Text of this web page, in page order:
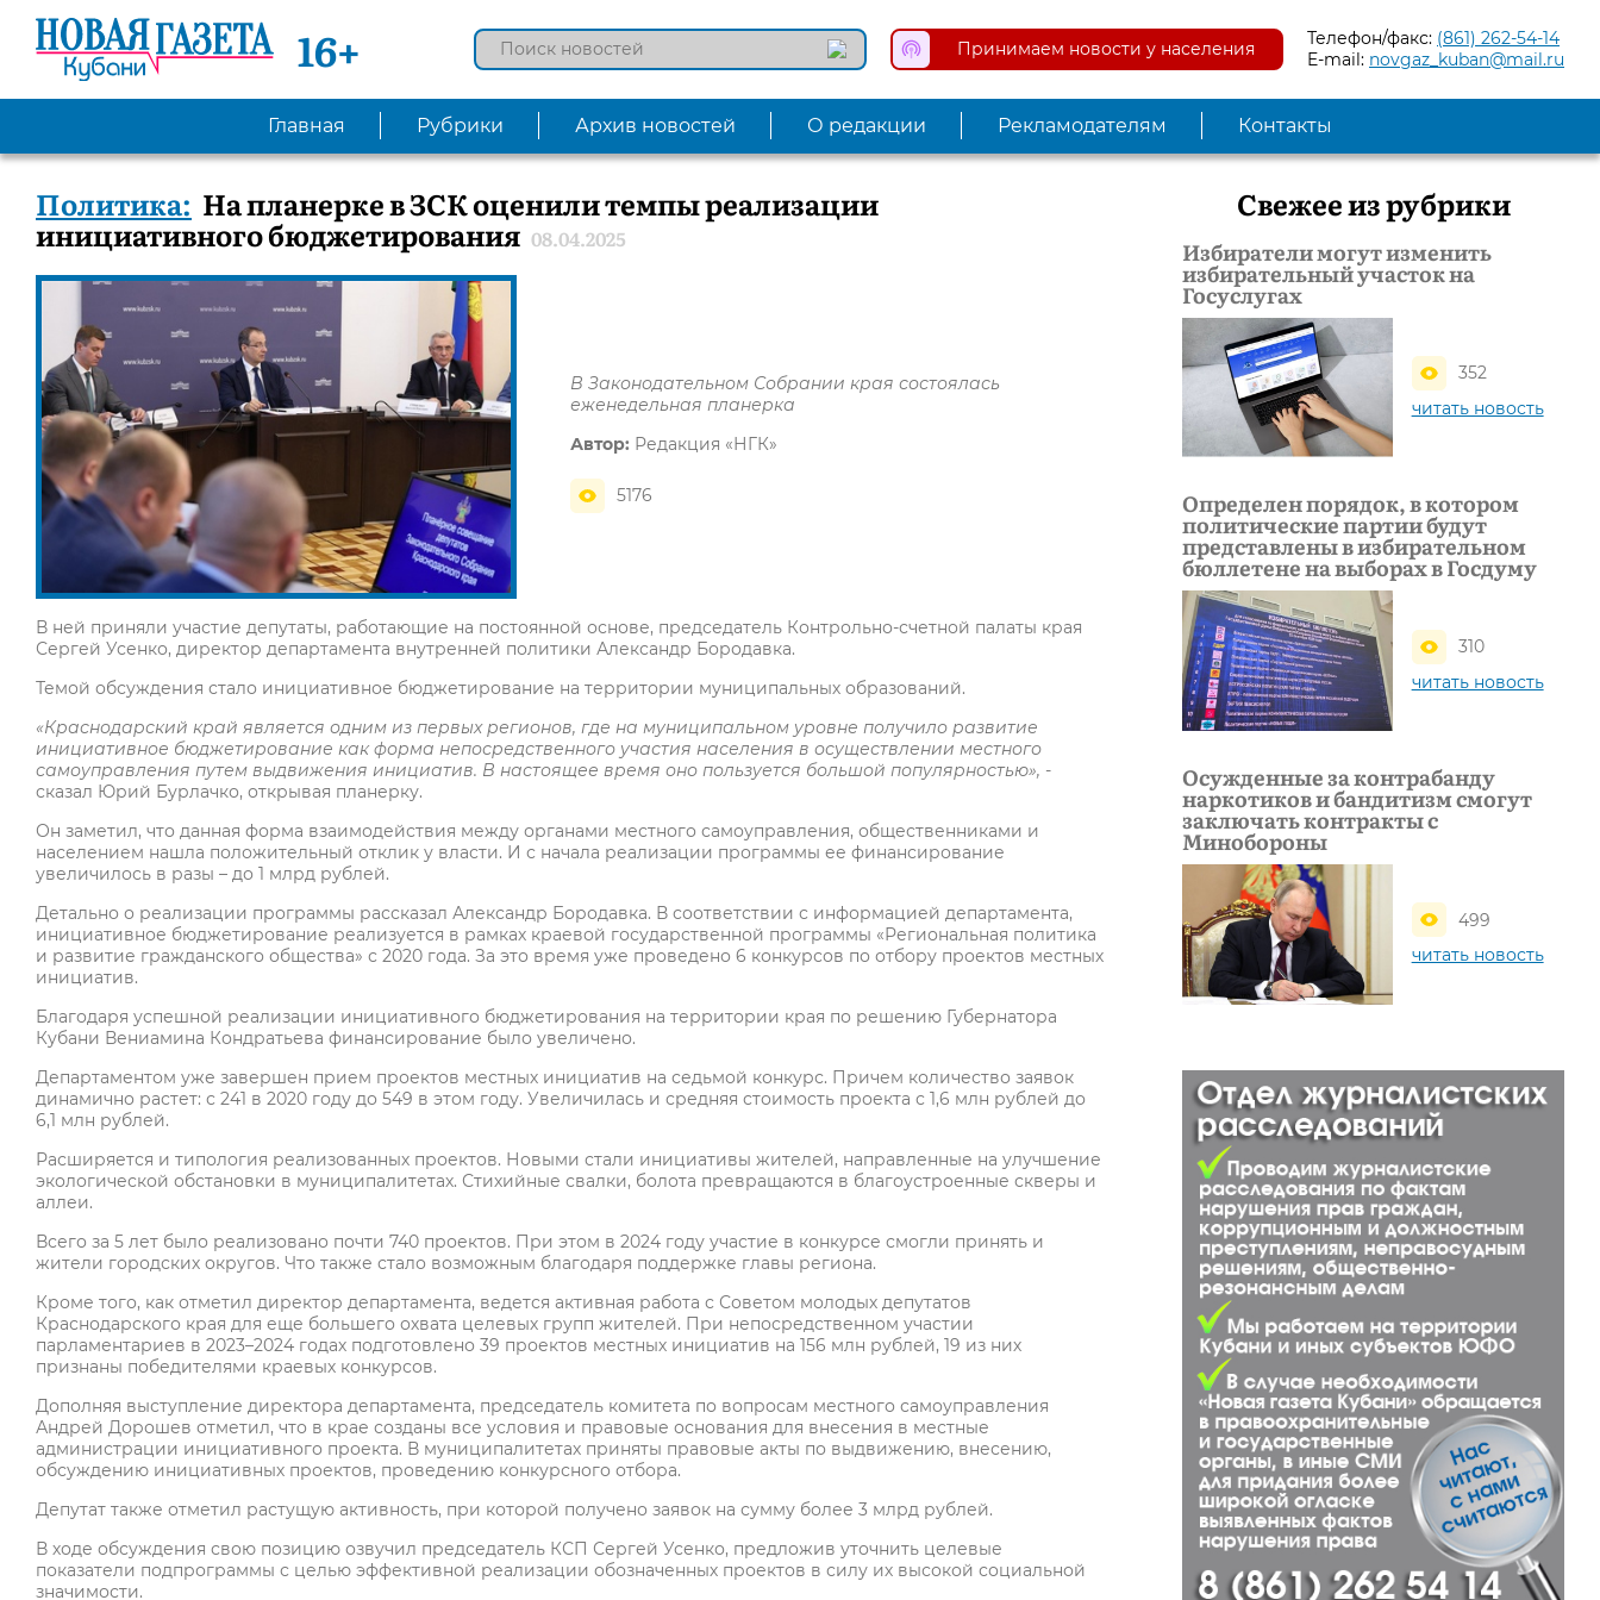
16+ Принимаем новости у населения Телефон/факс: (861) 262-54-14
E-mail: novgaz_kuban@mail.ru
Главная Рубрики Архив новостей О редакции Рекламодателям Контакты
Политика: На планерке в ЗСК оценили темпы реализации
инициативного бюджетирования 08.04.2025
В Законодательном Собрании края состоялась
еженедельная планерка
Автор: Редакция «НГК»
5176
В ней приняли участие депутаты, работающие на постоянной основе, председатель Контрольно-счетной палаты края
Сергей Усенко, директор департамента внутренней политики Александр Бородавка.
Темой обсуждения стало инициативное бюджетирование на территории муниципальных образований.
«Краснодарский край является одним из первых регионов, где на муниципальном уровне получило развитие
инициативное бюджетирование как форма непосредственного участия населения в осуществлении местного
самоуправления путем выдвижения инициатив. В настоящее время оно пользуется большой популярностью», -
сказал Юрий Бурлачко, открывая планерку.
Он заметил, что данная форма взаимодействия между органами местного самоуправления, общественниками и
населением нашла положительный отклик у власти. И с начала реализации программы ее финансирование
увеличилось в разы – до 1 млрд рублей.
Детально о реализации программы рассказал Александр Бородавка. В соответствии с информацией департамента,
инициативное бюджетирование реализуется в рамках краевой государственной программы «Региональная политика
и развитие гражданского общества» с 2020 года. За это время уже проведено 6 конкурсов по отбору проектов местных
инициатив.
Благодаря успешной реализации инициативного бюджетирования на территории края по решению Губернатора
Кубани Вениамина Кондратьева финансирование было увеличено.
Департаментом уже завершен прием проектов местных инициатив на седьмой конкурс. Причем количество заявок
динамично растет: с 241 в 2020 году до 549 в этом году. Увеличилась и средняя стоимость проекта с 1,6 млн рублей до
6,1 млн рублей.
Расширяется и типология реализованных проектов. Новыми стали инициативы жителей, направленные на улучшение
экологической обстановки в муниципалитетах. Стихийные свалки, болота превращаются в благоустроенные скверы и
аллеи.
Всего за 5 лет было реализовано почти 740 проектов. При этом в 2024 году участие в конкурсе смогли принять и
жители городских округов. Что также стало возможным благодаря поддержке главы региона.
Кроме того, как отметил директор департамента, ведется активная работа с Советом молодых депутатов
Краснодарского края для еще большего охвата целевых групп жителей. При непосредственном участии
парламентариев в 2023–2024 годах подготовлено 39 проектов местных инициатив на 156 млн рублей, 19 из них
признаны победителями краевых конкурсов.
Дополняя выступление директора департамента, председатель комитета по вопросам местного самоуправления
Андрей Дорошев отметил, что в крае созданы все условия и правовые основания для внесения в местные
администрации инициативного проекта. В муниципалитетах приняты правовые акты по выдвижению, внесению,
обсуждению инициативных проектов, проведению конкурсного отбора.
Депутат также отметил растущую активность, при которой получено заявок на сумму более 3 млрд рублей.
В ходе обсуждения свою позицию озвучил председатель КСП Сергей Усенко, предложив уточнить целевые
показатели подпрограммы с целью эффективной реализации обозначенных проектов в силу их высокой социальной
значимости.
Свежее из рубрики
Избиратели могут изменить
избирательный участок на
Госуслугах
352
читать новость
Определен порядок, в котором
политические партии будут
представлены в избирательном
бюллетене на выборах в Госдуму
310
читать новость
Осужденные за контрабанду
наркотиков и бандитизм смогут
заключать контракты с
Минобороны
499
читать новость